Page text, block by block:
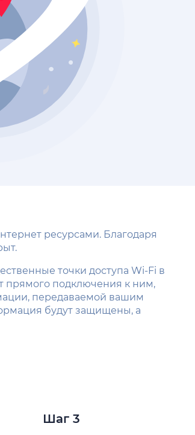
ресурсами. Благодаря
точки доступа Wi-Fi в
прямого подключения к ним,
передаваемой вашим
будут защищены, а
Шаг 3